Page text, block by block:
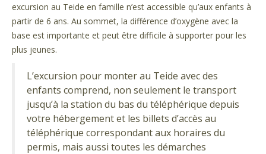
excursion au Teide en famille n’est accessible qu’aux enfants à
partir de 6 ans. Au sommet, la différence d’oxygène avec la
base est importante et peut être difficile à supporter pour les
plus jeunes.
L’excursion pour monter au Teide avec des
enfants comprend, non seulement le transport
jusqu’à la station du bas du téléphérique depuis
votre hébergement et les billets d’accès au
téléphérique correspondant aux horaires du
permis, mais aussi toutes les démarches